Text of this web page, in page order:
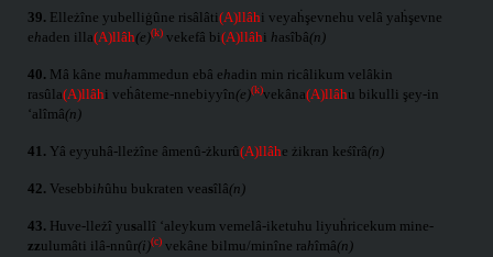
39. Elleżîne yubelliġûne risâlâti(A)llâhi veyaḣşevnehu velâ yaḣşevne
ehaden illa(A)llâh(e)(k)vekefâ bi(A)llâhi hasîbâ(n)
40. Mâ kâne mu hammedun ebâ ehadin min ricâlikum velâkin
rasûla(A)llâhi veḣâteme-nnebiyyîn(e)(k)vekâna(A)llâhu bikulli şey-in
‘alîmâ(n)
41. Yâ eyyuhâ-lleżîne âmenû-żkurû(A)llâhe żikran keśîrâ(n)
42. Vesebbi hûhu bukraten veasîlâ(n)
43. Huve-lleżî yusallî ‘aleykum vemelâ-iketuhu liyuḣricekum mine-
zzulumâti ilâ-nnûr(i)(c)vekâne bilmu/minîne rahîmâ(n)